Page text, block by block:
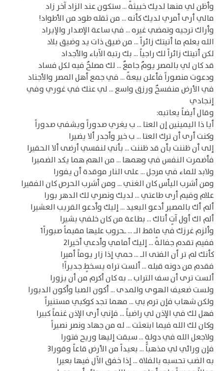
وأظن لي منها لديك خبيثةً ... ستكون عند الزاد آخر زاد
مالي أرى أمري لديك كأنه ... من ثقله طود من الأطواد!
وأراك ترجيه وتمضي غيره ... في ساعة الإصدار والإيراد
الله يعلم ما أتيتك زائراً ... من ضيق ذات يد وضيق بلاد
لكن أتيتك زائراً لك راجياً ... بك رتبة الآباء والأجداد
قد كان لي بالمصر يومٌ جامعٌ ... لك مصلحٌ فيه لكل فساد
ودعوت منصوراً فأعلن بيعةً ... في جمع أهل المصر والأجناد
في الأرض منفسحٌ ورزق واسع ... لي عنك في غوري وفي
إنجادي
وقال أيضاً يعاتبه:
أيا ذا اليمينين إن العتا ... ب يغري صدوراً ويشفي صدوراً
وكنت أرى أن ترك العتا ... ب خير وأجدر ألا يضيرا
إلى أن ظننت بأن قد ظننت ... بأني لنفسي أرضى ألا الحقيرا
فأضمرت النفس في وهمها ... من الهم هما يكد الضميرا
ولابد للماء في مرجل ... على النار موقدة أن يفورا
ومن أشرب اليأس كان الغني ... ومن أشرب الحرص كان الفقيرا
علام وفيم أرى طاعتي ... لديك ونصري لك الدهر بورا
ألم أك بالمصير أدعو البعيد ... إليك وأدعو القريب العشيرا
ألم اك أول آتٍ أتاك ... بطاعة من كان خلفي بشيرا
وألزم غرزك في ماقط الـ ... ـحروب عليها مقيماُ صبوراً1
ففيم تقدم جفالةً ... إليك أمامي وأدعي أخيرا2
كأنك لم تر أن الفتى الـ ... حمي إذا زار يوماً أميرا
فقدم من دونه قبله ... ألست تراه يسخطٍ جديراً!
ألست ترى أن سف التراب ... به كان أكرم من أن يزورا
ولست ضعيف الهوى والمدى ... أكون الصبا وأكون الدبورا
ولكن شهاب فإن ترم بي ... مهما تجد كوكبي مستنيراً
فهل لك في الإذن لي راضياً ... فإني أرى الإذن غنماً كبيرا
وكان لك الله فيما ابتعثت ... له من جهاد ونصر نصيراً
ولاجعل الله في دولةٍ ... سبقت إليها وريح فتورا
فإن ورائي لي مذهباً ... بعيداً من الأرض قاعاً وقورا3
به الضب تحسبه بالفلاة ... إذا خفق الآل فيها بعيرا